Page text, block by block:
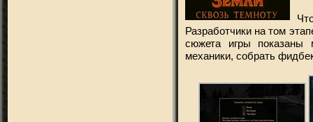
Разработчики на том
сюжета игры показаны
механики, собрать